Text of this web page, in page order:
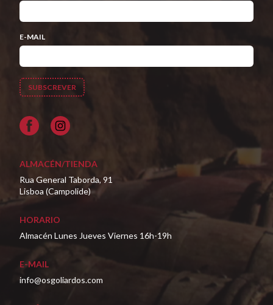
E-MAIL
Facebook
ALMACÉN/TIENDA
Rua General Taborda, 91
Lisboa (Campolide)
HORARIO
Almacén Lunes Jueves Viernes 16h-19h
E-MAIL
info@osgoliardos.com